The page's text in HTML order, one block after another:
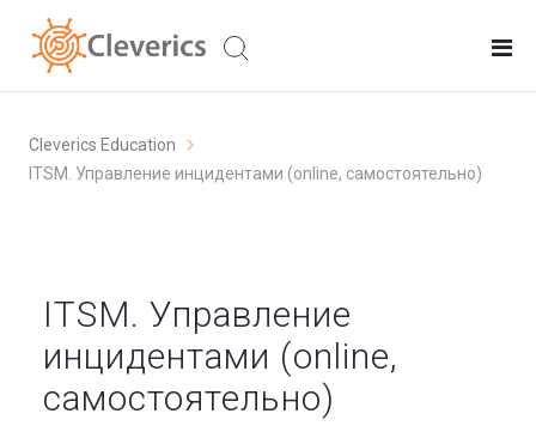
Cleverics Education
ITSM. Управление инцидентами (online, самостоятельно)
ITSM. Управление
инцидентами (online,
самостоятельно)